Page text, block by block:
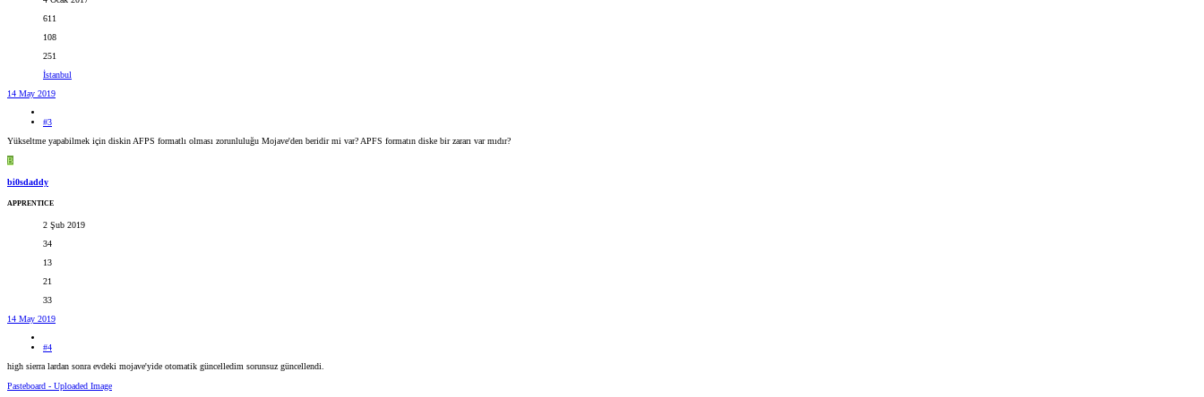
611
108
251
İstanbul
14 May 2019
#3
Yükseltme yapabilmek için diskin AFPS formatlı olması zorunluluğu Mojave'den beridir mi var? APFS formatın diske bir zararı var mıdır?
B
bi0sdaddy
APPRENTICE
2 Şub 2019
34
13
21
33
14 May 2019
#4
high sierra lardan sonra evdeki mojave'yide otomatik güncelledim sorunsuz güncellendi.
Pasteboard - Uploaded Image